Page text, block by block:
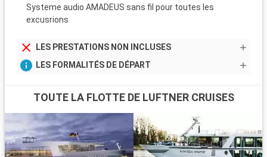
Systeme audio AMADEUS sans fil pour toutes les
excusrions
LES PRESTATIONS NON INCLUSES
LES FORMALITÉS DE DÉPART
TOUTE LA FLOTTE DE LUFTNER CRUISES